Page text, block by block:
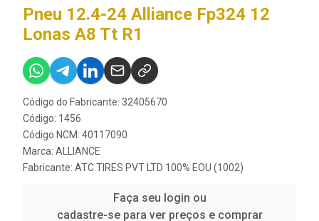
Pneu 12.4-24 Alliance Fp324 12
Lonas A8 Tt R1
Código do Fabricante: 32405670
Código: 1456
Código NCM: 40117090
Marca: ALLIANCE
Fabricante: ATC TIRES PVT LTD 100% EOU (1002)
Faça seu login ou
cadastre-se para ver preços e comprar